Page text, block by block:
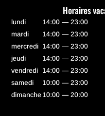
Horaires
lundi
14:00 — 23:00
mardi
14:00 — 23:00
mercredi 14:00 — 23:00
jeudi
14:00 — 23:00
vendredi
14:00 — 23:00
samedi
10:00 — 23:00
dimanche10:00 — 20:00